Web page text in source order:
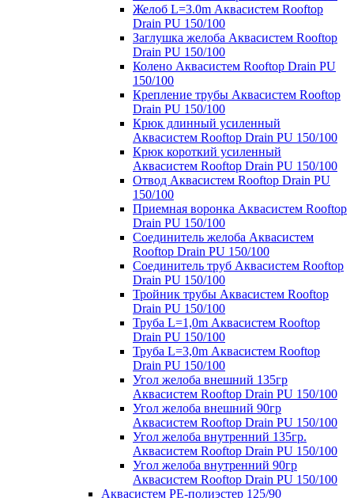
Желоб L=3.0m Аквасистем Rooftop
Drain PU 150/100
Заглушка желоба Аквасистем Rooftop
Drain PU 150/100
Колено Аквасистем Rooftop Drain PU
150/100
Крепление трубы Аквасистем Rooftop
Drain PU 150/100
Крюк длинный усиленный
Аквасистем Rooftop Drain PU 150/100
Крюк короткий усиленный
Аквасистем Rooftop Drain PU 150/100
Отвод Аквасистем Rooftop Drain PU
150/100
Приемная воронка Аквасистем Rooftop
Drain PU 150/100
Соединитель желоба Аквасистем
Rooftop Drain PU 150/100
Соединитель труб Аквасистем Rooftop
Drain PU 150/100
Тройник трубы Аквасистем Rooftop
Drain PU 150/100
Труба L=1,0m Аквасистем Rooftop
Drain PU 150/100
Труба L=3,0m Аквасистем Rooftop
Drain PU 150/100
Угол желоба внешний 135гр
Аквасистем Rooftop Drain PU 150/100
Угол желоба внешний 90гр
Аквасистем Rooftop Drain PU 150/100
Угол желоба внутренний 135гр.
Аквасистем Rooftop Drain PU 150/100
Угол желоба внутренний 90гр
Аквасистем Rooftop Drain PU 150/100
Аквасистем PE-полиэстер 125/90